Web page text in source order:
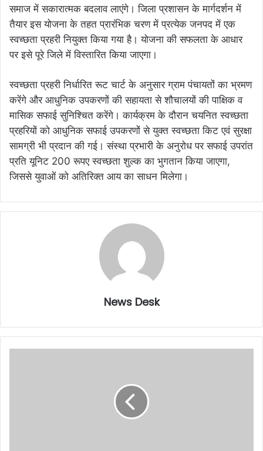
समाज में सकारात्मक बदलाव लाएंगे। जिला प्रशासन के मार्गदर्शन में
तैयार इस योजना के तहत प्रारंभिक चरण में प्रत्येक जनपद में एक
स्वच्छता प्रहरी नियुक्त किया गया है। योजना की सफलता के आधार
पर इसे पूरे जिले में विस्तारित किया जाएगा।
स्वच्छता प्रहरी निर्धारित रूट चार्ट के अनुसार ग्राम पंचायतों का भ्रमण
करेंगे और आधुनिक उपकरणों की सहायता से शौचालयों की पाक्षिक व
मासिक सफाई सुनिश्चित करेंगे। कार्यक्रम के दौरान चयनित स्वच्छता
प्रहरियों को आधुनिक सफाई उपकरणों से युक्त स्वच्छता किट एवं सुरक्षा
सामग्री भी प्रदान की गई। संस्था प्रभारी के अनुरोध पर सफाई उपरांत
प्रति यूनिट 200 रूपए स्वच्छता शुल्क का भुगतान किया जाएगा,
जिससे युवाओं को अतिरिक्त आय का साधन मिलेगा।
News Desk